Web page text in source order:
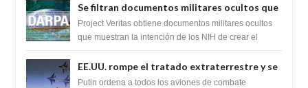
Se filtran documentos militares ocultos que
muestran la intención de los NIH de crear el
SARS-CoV-2, utilizando la investigación de
Project Veritas obtiene documentos militares ocultos
que muestran la intención de los NIH de crear el
EE.UU. rompe el tratado extraterrestre y se
prepara para destruir el misterioso satélite
Putin ordena a todos los aviones de combate